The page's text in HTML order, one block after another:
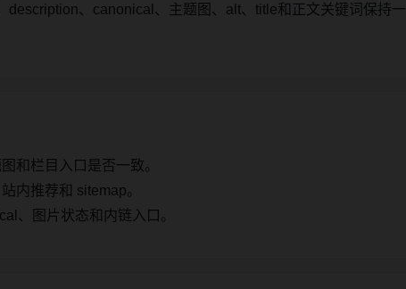
、canonical、主题图、alt、title和正文关键词保持一
和栏目入口是否一致。
内推荐和 sitemap。
、图片状态和内链入口。